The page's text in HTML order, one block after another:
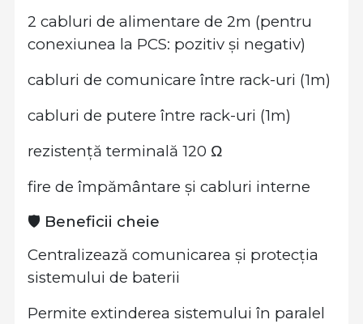
2 cabluri de alimentare de 2m (pentru
conexiunea la PCS: pozitiv și negativ)
cabluri de comunicare între rack-uri (1m)
cabluri de putere între rack-uri (1m)
rezistență terminală 120 Ω
fire de împământare și cabluri interne
🛡️ Beneficii cheie
Centralizează comunicarea și protecția
sistemului de baterii
Permite extinderea sistemului în paralel